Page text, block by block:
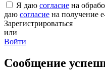
Я даю согласие на
даю согласие на получение
Зарегистрироваться
или
Войти
Сообщение